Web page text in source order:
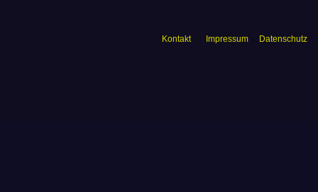
Kontakt Impressum Datenschutz